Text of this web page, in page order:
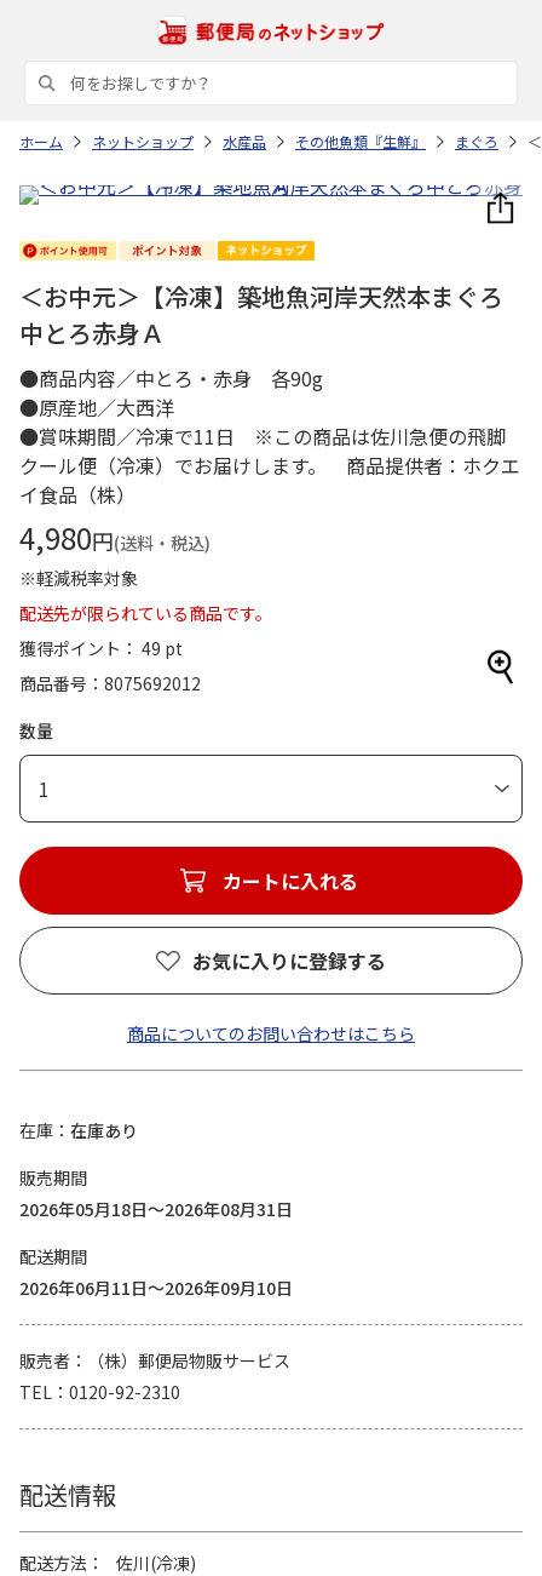
ホーム ネットショップ 水産品 その他魚類『生鮮』 まぐろ
＜お中元＞【冷凍】築地魚河岸天然本まぐろ
中とろ赤身Ａ
●商品内容／中とろ・赤身 各90g
●原産地／大西洋
●賞味期間／冷凍で11日 ※この商品は佐川急便の飛脚
クール便（冷凍）でお届けします。 商品提供者：ホクエ
イ食品（株）
4,980円(送料・税込)
※軽減税率対象
配送先が限られている商品です。
獲得ポイント： 49 pt
商品番号
8075692012
数量
1
カートに入れる
お気に入りに登録する
商品についてのお問い合わせはこちら
在庫
在庫あり
販売期間
2026年05月18日～2026年08月31日
配送期間
2026年06月11日～2026年09月10日
販売者
（株）郵便局物販サービス
TEL
0120-92-2310
配送情報
配送方法
佐川(冷凍)